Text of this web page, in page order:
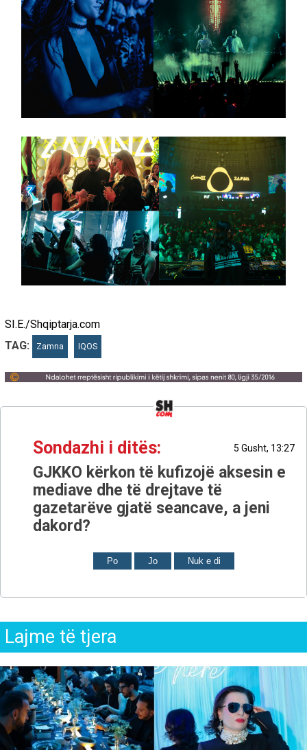
SI.E./Shqiptarja.com
TAG:
Zamna IQOS
Sondazhi i ditës: 5 Gusht, 13:27
GJKKO kërkon të kufizojë aksesin e
mediave dhe të drejtave të
gazetarëve gjatë seancave, a jeni
dakord?
Po Jo Nuk e di
Lajme të tjera